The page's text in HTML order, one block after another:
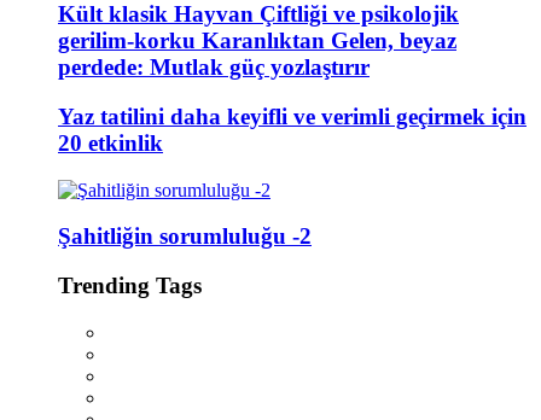
Kült klasik Hayvan Çiftliği ve psikolojik
gerilim-korku Karanlıktan Gelen, beyaz
perdede: Mutlak güç yozlaştırır
Yaz tatilini daha keyifli ve verimli geçirmek için
20 etkinlik
Şahitliğin sorumluluğu -2
Trending Tags